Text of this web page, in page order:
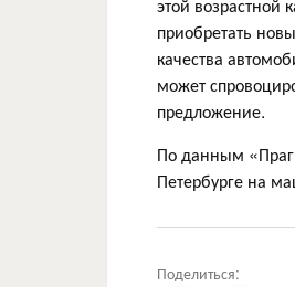
приобретать
качества
может
предложение.
По данным
Петербурге на
Поделиться: